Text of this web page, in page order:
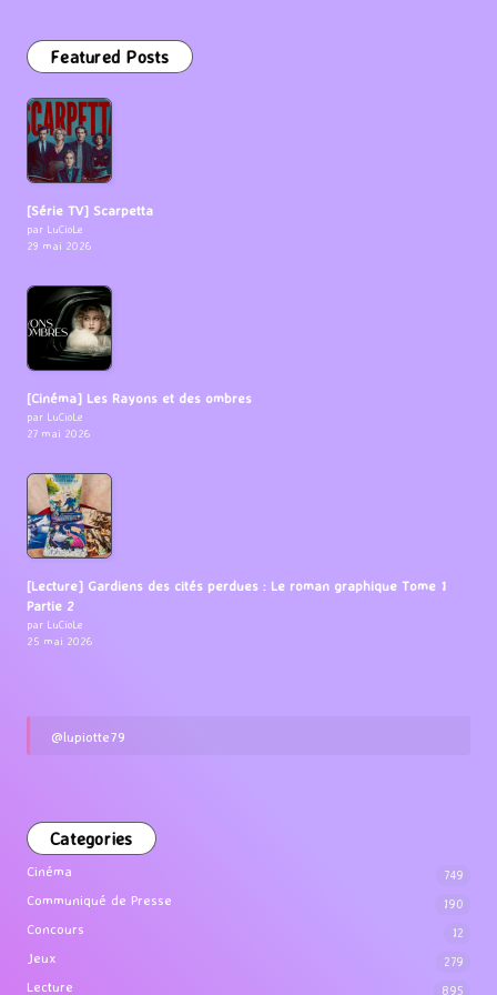
Featured Posts
[Série TV] Scarpetta
par LuCioLe
29 mai 2026
[Cinéma] Les Rayons et des ombres
par LuCioLe
27 mai 2026
[Lecture] Gardiens des cités perdues : Le roman graphique Tome 1
Partie 2
par LuCioLe
25 mai 2026
@lupiotte79
Categories
Cinéma 749
Communiqué de Presse 190
Concours 12
Jeux 279
Lecture 895